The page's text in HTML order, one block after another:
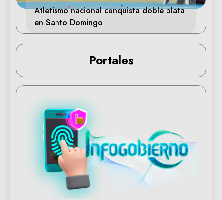
Atletismo nacional conquista doble plata
en Santo Domingo
Portales